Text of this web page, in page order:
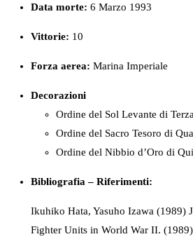
Data morte: 6 Marzo 1993
Vittorie: 10
Forza aerea: Marina Imperiale
Decorazioni
Ordine del Sol Levante di
Ordine del Sacro Tesoro di
Ordine del Nibbio d’Oro di
Bibliografia – Riferimenti:
Ikuhiko Hata, Yasuho Izawa (1989)
Fighter Units in World War II.